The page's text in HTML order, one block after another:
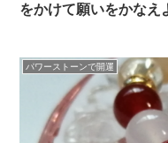
をかけて願いをかなえ
パワーストーンで開運